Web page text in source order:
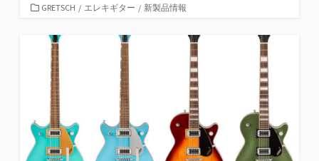
カGRETSCH / エレキギター / 新製品情報